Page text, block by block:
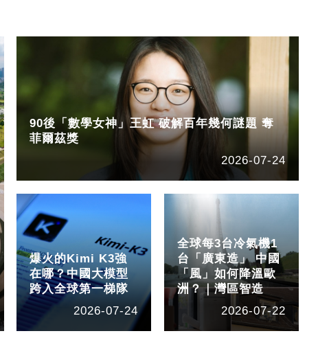
90後「數學女神」王虹 破解百年幾何謎題 奪
菲爾茲獎
2026-07-24
爆火的Kimi K3強
在哪？中國大模型
跨入全球第一梯隊
2026-07-24
全球每3台冷氣機1
台「廣東造」 中國
「風」如何降溫歐
洲？｜灣區智造
2026-07-22